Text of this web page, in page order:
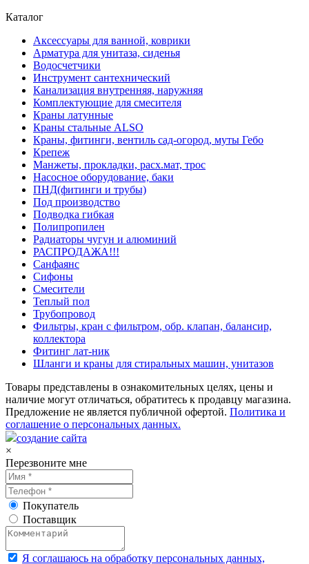
Каталог
Аксессуары для ванной, коврики
Арматура для унитаза, сиденья
Водосчетчики
Инструмент сантехнический
Канализация внутренняя, наружняя
Комплектующие для смесителя
Краны латунные
Краны стальные ALSO
Краны, фитинги, вентиль сад-огород, муты Гебо
Крепеж
Манжеты, прокладки, расх.мат, трос
Насосное оборудование, баки
ПНД(фитинги и трубы)
Под производство
Подводка гибкая
Полипропилен
Радиаторы чугун и алюминий
РАСПРОДАЖА!!!
Санфаянс
Сифоны
Смесители
Теплый пол
Трубопровод
Фильтры, кран с фильтром, обр. клапан, балансир,
коллектора
Фитинг лат-ник
Шланги и краны для стиральных машин, унитазов
Товары представлены в ознакомительных целях, цены и
наличие могут отличаться, обратитесь к продавцу магазина.
Предложение не является публичной офертой. Политика и
соглашение о персональных данных.
создание сайта
×
Перезвоните мне
Покупатель
Поставщик
Я соглашаюсь на обработку персональных данных,